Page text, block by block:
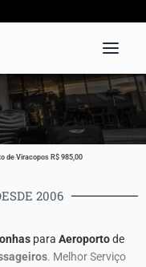
de Viracopos R$ 985,00
2006
para Aeroportode
. Melhor Serviço